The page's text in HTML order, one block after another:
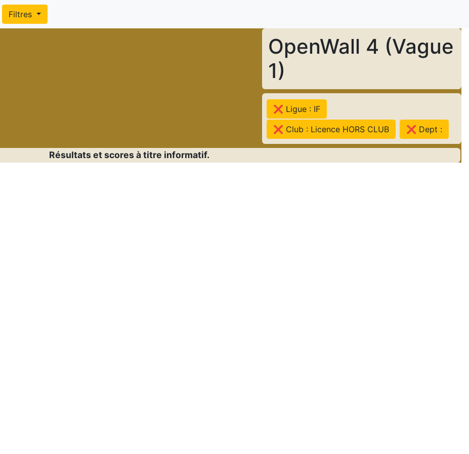
Filtres
OpenWall 4 (Vague
1)
❌ Ligue : IF
❌ Club : Licence HORS CLUB ❌ Dept :
Résultats et scores à titre informatif.